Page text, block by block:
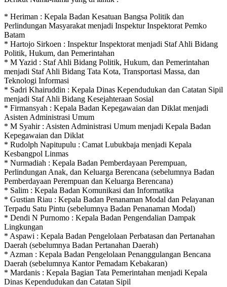
* Heriman : Kepala Badan Kesatuan Bangsa Politik dan
Perlindungan Masyarakat menjadi Inspektur Inspektorat Pemko
Batam
* Hartojo Sirkoen : Inspektur Inspektorat menjadi Staf Ahli Bidang
Politik, Hukum, dan Pemerintahan
* M Yazid : Staf Ahli Bidang Politik, Hukum, dan Pemerintahan
menjadi Staf Ahli Bidang Tata Kota, Transportasi Massa, dan
Teknologi Informasi
* Sadri Khairuddin : Kepala Dinas Kependudukan dan Catatan Sipil
menjadi Staf Ahli Bidang Kesejahteraan Sosial
* Firmansyah : Kepala Badan Kepegawaian dan Diklat menjadi
Asisten Administrasi Umum
* M Syahir : Asisten Administrasi Umum menjadi Kepala Badan
Kepegawaian dan Diklat
* Rudolph Napitupulu : Camat Lubukbaja menjadi Kepala
Kesbangpol Linmas
* Nurmadiah : Kepala Badan Pemberdayaan Perempuan,
Perlindungan Anak, dan Keluarga Berencana (sebelumnya Badan
Pemberdayaan Perempuan dan Keluarga Berencana)
* Salim : Kepala Badan Komunikasi dan Informatika
* Gustian Riau : Kepala Badan Penanaman Modal dan Pelayanan
Terpadu Satu Pintu (sebelumnya Badan Penanaman Modal)
* Dendi N Purnomo : Kepala Badan Pengendalian Dampak
Lingkungan
* Aspawi : Kepala Badan Pengelolaan Perbatasan dan Pertanahan
Daerah (sebelumnya Badan Pertanahan Daerah)
* Azman : Kepala Badan Pengelolaan Penanggulangan Bencana
Daerah (sebelumnya Kantor Pemadam Kebakaran)
* Mardanis : Kepala Bagian Tata Pemerintahan menjadi Kepala
Dinas Kependudukan dan Catatan Sipil